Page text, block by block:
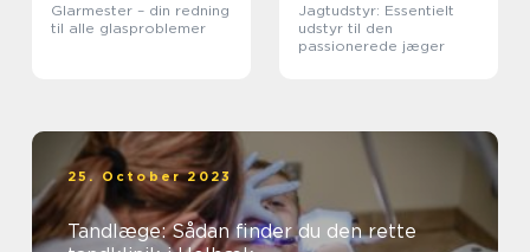
Glarmester – din redning
til alle glasproblemer
Jagtudstyr: Essentielt
udstyr til den
passionerede jæger
25. October 2023
Tandlæge: Sådan finder du den rette